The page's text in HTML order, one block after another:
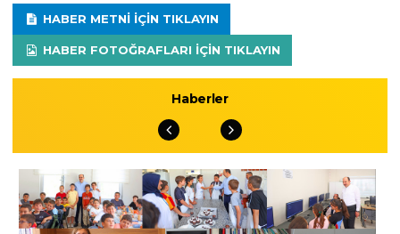
HABER METNI IÇIN TIKLAYIN
HABER FOTOĞRAFLARI IÇIN TIKLAYIN
Haberler